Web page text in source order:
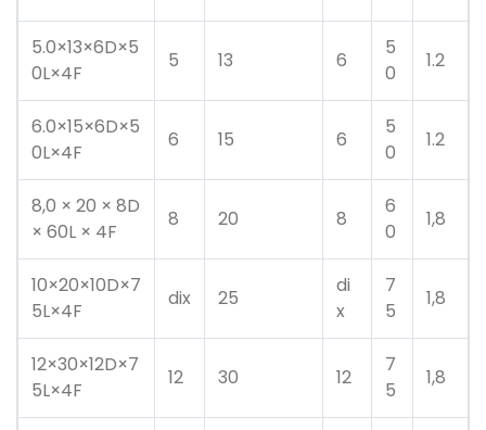
5.0×13×6D×5
0L×4F
5 13 6
5
0
1.2
6.0×15×6D×5
0L×4F
6 15 6
5
0
1.2
8,0 × 20 × 8D
× 60L × 4F
8 20 8
6
0
1,8
10×20×10D×7
5L×4F
dix 25
di
x
7
5
1,8
12×30×12D×7
5L×4F
12 30 12
7
5
1,8